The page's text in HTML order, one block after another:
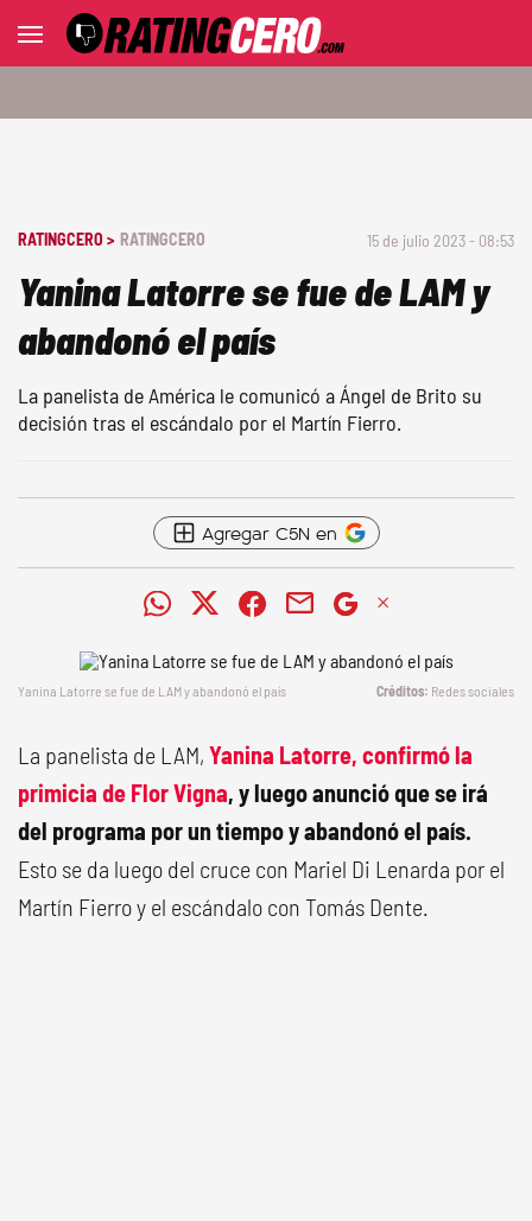
RATINGCERO > RATINGCERO 15 de julio 2023 - 08:53
Yanina Latorre se fue de LAM y
abandonó el país
La panelista de América le comunicó a Ángel de Brito su
decisión tras el escándalo por el Martín Fierro.
Agregar C5N en
Yanina Latorre se fue de LAM y abandonó el país Redes sociales
La panelista de LAM, Yanina Latorre, confirmó la
primicia de Flor Vigna, y luego anunció que se irá
del programa por un tiempo y abandonó el país.
Esto se da luego del cruce con Mariel Di Lenarda por el
Martín Fierro y el escándalo con Tomás Dente.